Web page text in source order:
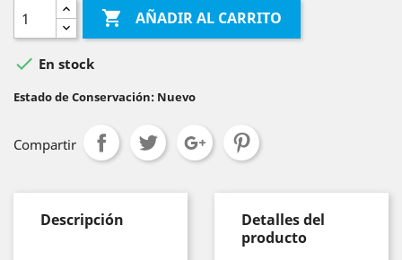
 AÑADIR AL CARRITO
 En stock
Estado de Conservación: Nuevo
Compartir
Descripción
Detalles del
producto